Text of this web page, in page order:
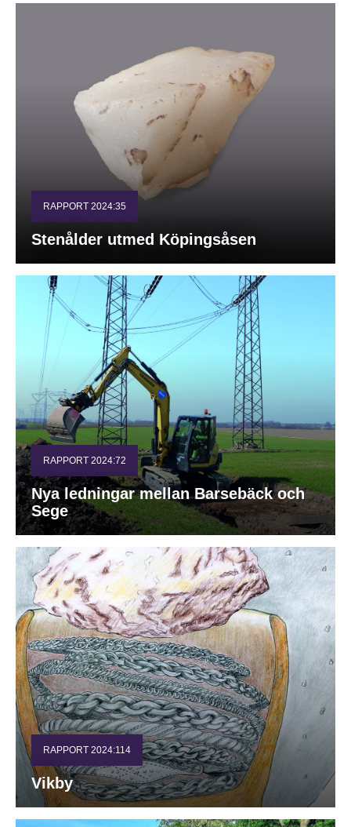
RAPPORT 2024:35
Stenålder utmed Köpingsåsen
RAPPORT 2024:72
Nya ledningar mellan Barsebäck och
Sege
RAPPORT 2024:114
Vikby